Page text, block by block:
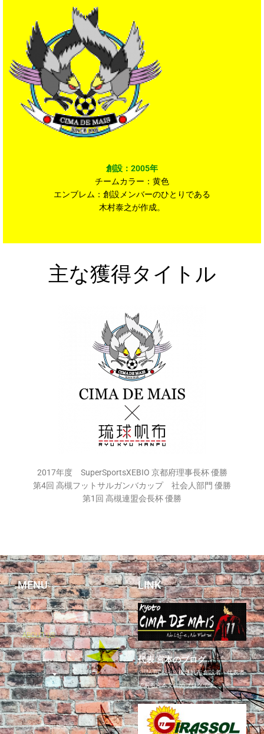
創設：2005年
チームカラー：黄色
エンブレム：創設メンバーのひとりである
木村泰之が作成。
主な獲得タイトル
2017年度 SuperSportsXEBIO 京都府理事長杯 優勝
第4回 高槻フットサルガンバカップ 社会人部門 優勝
第1回 高槻連盟会長杯 優勝
MENU
HOME
NEWS
ABOUT US
MEMBER
SCHEDULE
RESULT
CIMA CUP
MVP
PARTNER
CIMA SEGUNDO
LINK
代表 宮本のブログ
CIMA DE MAIS/琉球帆布 創設者・代表者
である宮本文仁のブログです。